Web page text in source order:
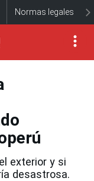
Normas legales
exterior y si
desastrosa.